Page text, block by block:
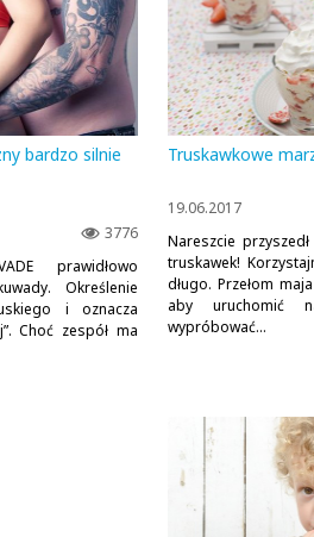
bardzo silnie
3776
prawidłowo
Określenie
i oznacza
Choć zespół ma
Truskawkowe
19.06.2017
Nareszcie
truskawek!
długo. Przełom
aby uruchomić
wypróbować...